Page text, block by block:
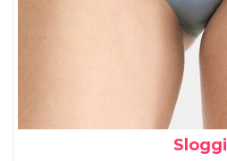
Sloggi